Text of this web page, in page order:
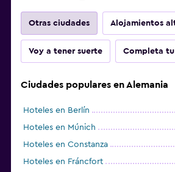
Otras ciudades Alojamientos
Voy a tener suerte Completa
Ciudades populares en Alemania
Hoteles en Berlín
Hoteles en Múnich
Hoteles en Constanza
Hoteles en Fráncfort